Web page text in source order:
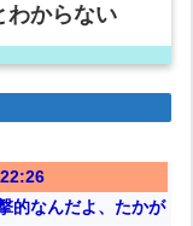
わからない
的なんだよ、たかが